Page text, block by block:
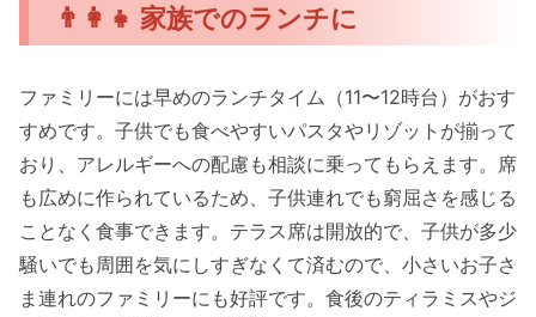
👨‍👩‍👧 家族でのランチに
ファミリーには早めのランチタイム（11〜12時台）がおす
すめです。子供でも食べやすいパスタやリゾットが揃って
おり、アレルギーへの配慮も相談に乗ってもらえます。席
も広めに作られているため、子供連れでも窮屈さを感じる
ことなく食事できます。テラス席は開放的で、子供が多少
騒いでも周囲を気にしすぎなくて済むので、小さいお子さ
ま連れのファミリーにも好評です。食後のティラミスやジ